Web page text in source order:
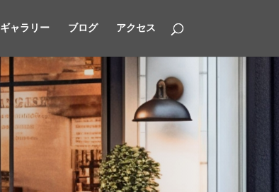
ギャラリー ブログ アクセス